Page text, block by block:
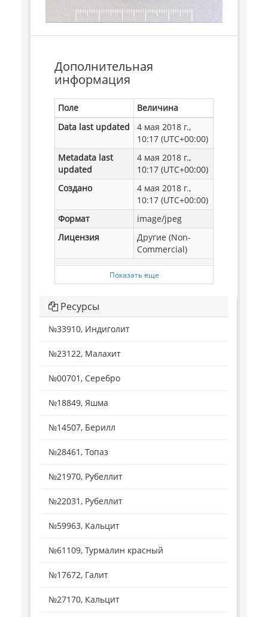
Дополнительная
информация
Поле
Величина
Data last updated
4 мая 2018 г.,
10:17 (UTC+00:00)
Metadata last
updated
4 мая 2018 г.,
10:17 (UTC+00:00)
Создано
4 мая 2018 г.,
10:17 (UTC+00:00)
Формат
image/jpeg
Лицензия
Другие (Non-
Commercial)
Показать еще
Ресурсы
№33910, Индиголит
№23122, Малахит
№00701, Серебро
№18849, Яшма
№14507, Берилл
№28461, Топаз
№21970, Рубеллит
№22031, Рубеллит
№59963, Кальцит
№61109, Турмалин красный
№17672, Галит
№27170, Кальцит